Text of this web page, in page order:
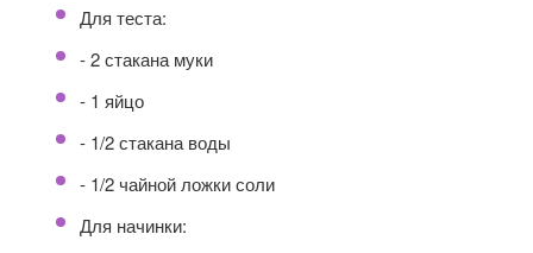
Для теста:
- 2 стакана муки
- 1 яйцо
- 1/2 стакана воды
- 1/2 чайной ложки соли
Для начинки: